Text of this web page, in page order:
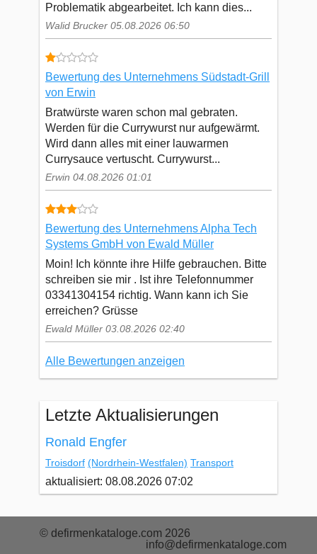
Problematik abgearbeitet. Ich kann dies...
Walid Brucker 05.08.2026 06:50
Bewertung des Unternehmens Südstadt-Grill
von Erwin
Bratwürste waren schon mal gebraten.
Werden für die Currywurst nur aufgewärmt.
Wird dann alles mit einer lauwarmen
Currysauce vertuscht. Currywurst...
Erwin 04.08.2026 01:01
Bewertung des Unternehmens Alpha Tech
Systems GmbH von Ewald Müller
Moin! Ich könnte ihre Hilfe gebrauchen. Bitte
schreiben sie mir . Ist ihre Telefonnummer
03341304154 richtig. Wann kann ich Sie
erreichen? Grüsse
Ewald Müller 03.08.2026 02:40
Alle Bewertungen anzeigen
Letzte Aktualisierungen
Ronald Engfer
Troisdorf (Nordrhein-Westfalen) Transport
aktualisiert: 08.08.2026 07:02
© defirmenkataloge.com 2026
info@defirmenkataloge.com